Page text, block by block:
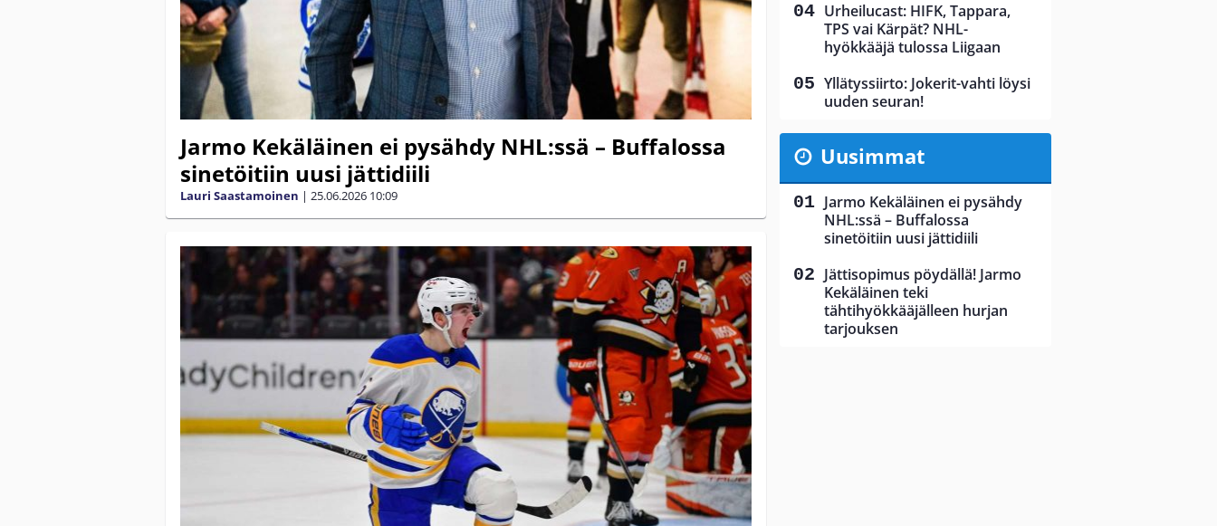
Jarmo Kekäläinen ei pysähdy NHL:ssä – Buffalossa
sinetöitiin uusi jättidiili
Lauri Saastamoinen | 25.06.2026 10:09
Urheilucast: HIFK, Tappara,
TPS vai Kärpät? NHL-
hyökkääjä tulossa Liigaan
Yllätyssiirto: Jokerit-vahti löysi
uuden seuran!
Uusimmat
Jarmo Kekäläinen ei pysähdy
NHL:ssä – Buffalossa
sinetöitiin uusi jättidiili
Jättisopimus pöydällä! Jarmo
Kekäläinen teki
tähtihyökkääjälleen hurjan
tarjouksen